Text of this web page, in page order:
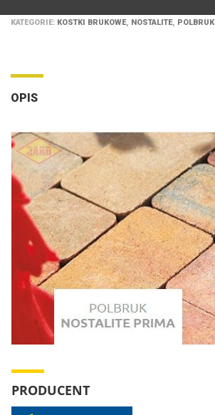
KATEGORIE: KOSTKI BRUKOWE, NOSTALITE, POLBRUK
OPIS
PRODUCENT